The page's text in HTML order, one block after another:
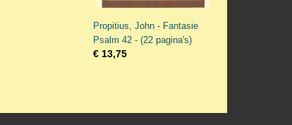
Propitius, John - Fantasie
Psalm 42 - (22 pagina's)
€ 13,75